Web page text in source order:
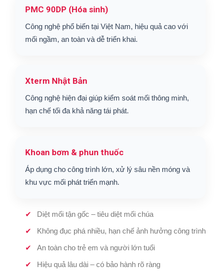
PMC 90DP (Hóa sinh)
Công nghệ phổ biến tại Việt Nam, hiệu quả cao với
mối ngầm, an toàn và dễ triển khai.
Xterm Nhật Bản
Công nghệ hiện đại giúp kiểm soát mối thông minh,
hạn chế tối đa khả năng tái phát.
Khoan bơm & phun thuốc
Áp dụng cho công trình lớn, xử lý sâu nền móng và
khu vực mối phát triển mạnh.
Diệt mối tận gốc – tiêu diệt mối chúa
Không đục phá nhiều, hạn chế ảnh hưởng công trình
An toàn cho trẻ em và người lớn tuổi
Hiệu quả lâu dài – có bảo hành rõ ràng